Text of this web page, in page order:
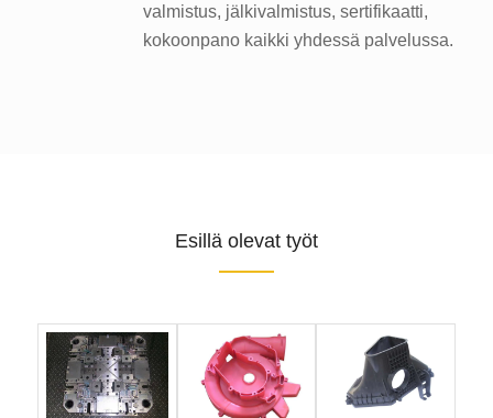
valmistus, jälkivalmistus, sertifikaatti,
kokoonpano kaikki yhdessä palvelussa.
Esillä olevat työt